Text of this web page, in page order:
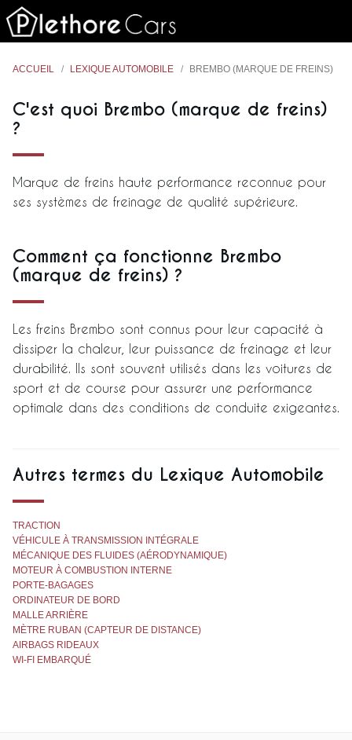
ACCUEIL LEXIQUE AUTOMOBILE BREMBO (MARQUE DE FREINS)
C'est quoi Brembo (marque de freins)
?
Marque de freins haute performance reconnue pour
ses systèmes de freinage de qualité supérieure.
Comment ça fonctionne Brembo
(marque de freins) ?
Les freins Brembo sont connus pour leur capacité à
dissiper la chaleur, leur puissance de freinage et leur
durabilité. Ils sont souvent utilisés dans les voitures de
sport et de course pour assurer une performance
optimale dans des conditions de conduite exigeantes.
Autres termes du Lexique Automobile
TRACTION
VÉHICULE À TRANSMISSION INTÉGRALE
MÉCANIQUE DES FLUIDES (AÉRODYNAMIQUE)
MOTEUR À COMBUSTION INTERNE
PORTE-BAGAGES
ORDINATEUR DE BORD
MALLE ARRIÈRE
MÈTRE RUBAN (CAPTEUR DE DISTANCE)
AIRBAGS RIDEAUX
WI-FI EMBARQUÉ